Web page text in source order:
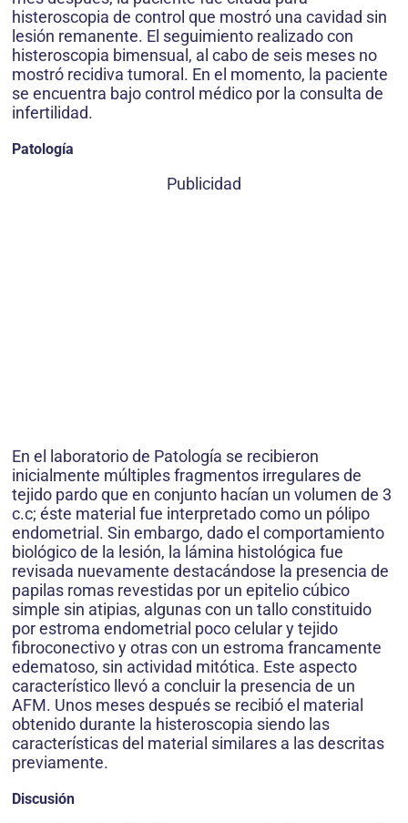
histeroscopia de control que mostró una cavidad sin
lesión remanente. El seguimiento realizado con
histeroscopia bimensual, al cabo de seis meses no
mostró recidiva tumoral. En el momento, la paciente
se encuentra bajo control médico por la consulta de
infertilidad.
Patología
Publicidad
En el laboratorio de Patología se recibieron
inicialmente múltiples fragmentos irregulares de
tejido pardo que en conjunto hacían un volumen de 3
c.c; éste material fue interpretado como un pólipo
endometrial. Sin embargo, dado el comportamiento
biológico de la lesión, la lámina histológica fue
revisada nuevamente destacándose la presencia de
papilas romas revestidas por un epitelio cúbico
simple sin atipias, algunas con un tallo constituido
por estroma endometrial poco celular y tejido
fibroconectivo y otras con un estroma francamente
edematoso, sin actividad mitótica. Este aspecto
característico llevó a concluir la presencia de un
AFM. Unos meses después se recibió el material
obtenido durante la histeroscopia siendo las
características del material similares a las descritas
previamente.
Discusión